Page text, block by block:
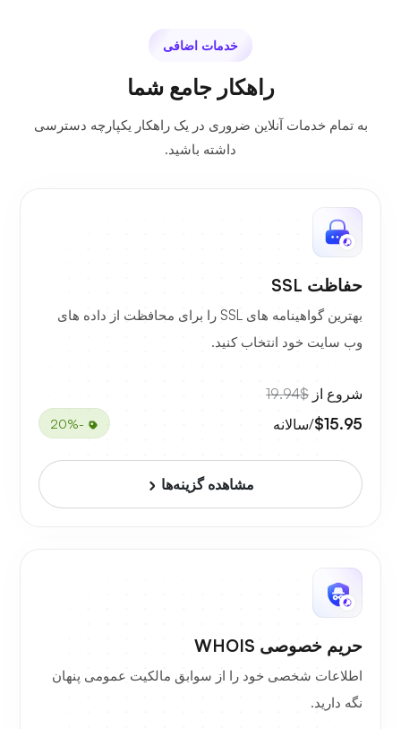
خدمات اضافی
راهکار جامع شما
به تمام خدمات آنلاین ضروری در یک راهکار یکپارچه دسترسی
داشته باشید.
حفاظت SSL
بهترین گواهینامه های SSL را برای محافظت از داده های
وب سایت خود انتخاب کنید.
شروع از $19.94
$15.95/سالانه -20%
مشاهده گزینه‌ها
حریم خصوصی WHOIS
اطلاعات شخصی خود را از سوابق مالکیت عمومی پنهان
نگه دارید.